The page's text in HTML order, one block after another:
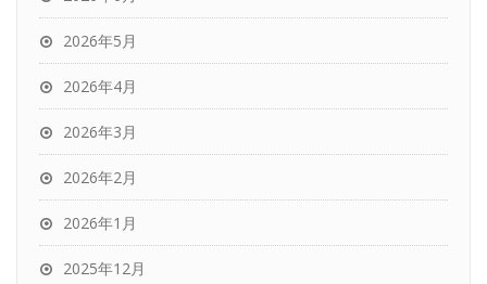
2026年5月
2026年4月
2026年3月
2026年2月
2026年1月
2025年12月